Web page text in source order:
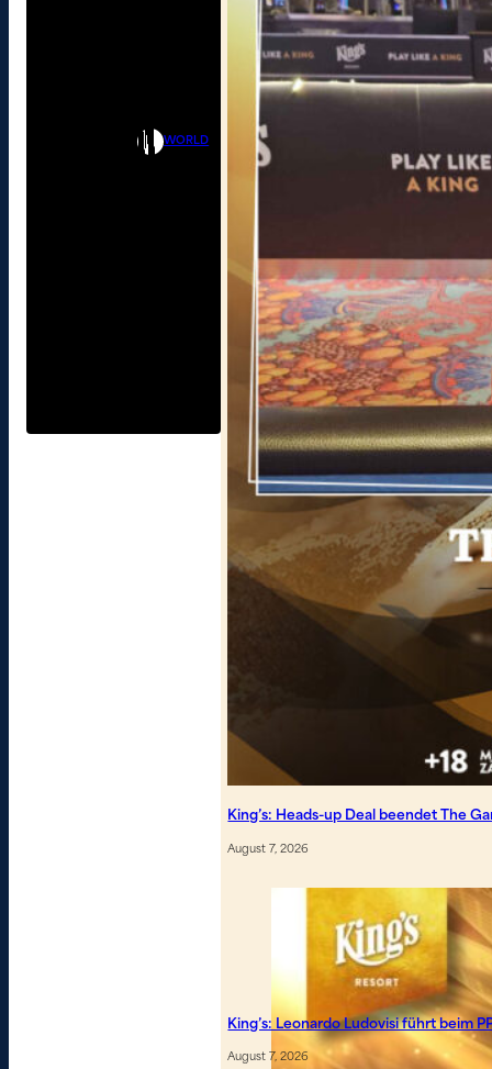
WORLD
King’s: Heads-up Deal beendet The
August 7, 2026
King’s: Leonardo Ludovisi führt beim
August 7, 2026